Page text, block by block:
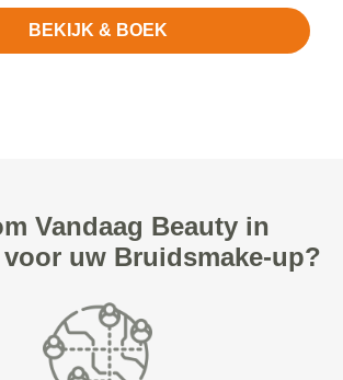
BEKIJK & BOEK
Vandaag Beauty in
voor uw Bruidsmake-up?